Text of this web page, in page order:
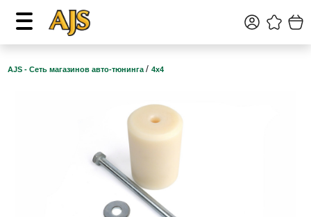
AJS - Сеть магазинов авто-тюнинга / 4х4